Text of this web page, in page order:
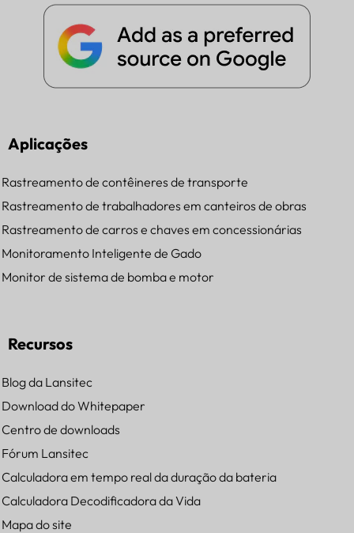
Aplicações
Rastreamento de contêineres de transporte
Rastreamento de trabalhadores em canteiros de obras
Rastreamento de carros e chaves em concessionárias
Monitoramento Inteligente de Gado
Monitor de sistema de bomba e motor
Recursos
Blog da Lansitec
Download do Whitepaper
Centro de downloads
Fórum Lansitec
Calculadora em tempo real da duração da bateria
Calculadora Decodificadora da Vida
Mapa do site